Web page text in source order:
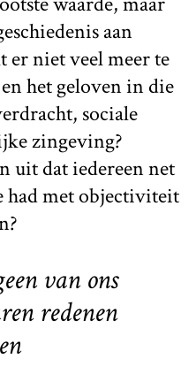
aan
er niet veel meer te
het geloven in die
sociale
zingeving?
uit dat iedereen net
had met objectiviteit
van ons
redenen